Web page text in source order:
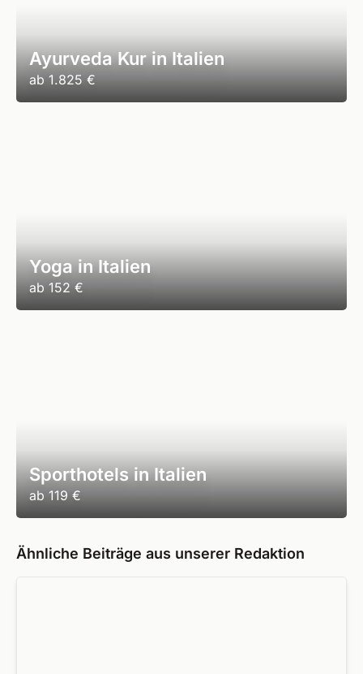
Ayurveda Kur in Italien
ab 1.825 €
Yoga in Italien
ab 152 €
Sporthotels in Italien
ab 119 €
Ähnliche Beiträge aus unserer Redaktion